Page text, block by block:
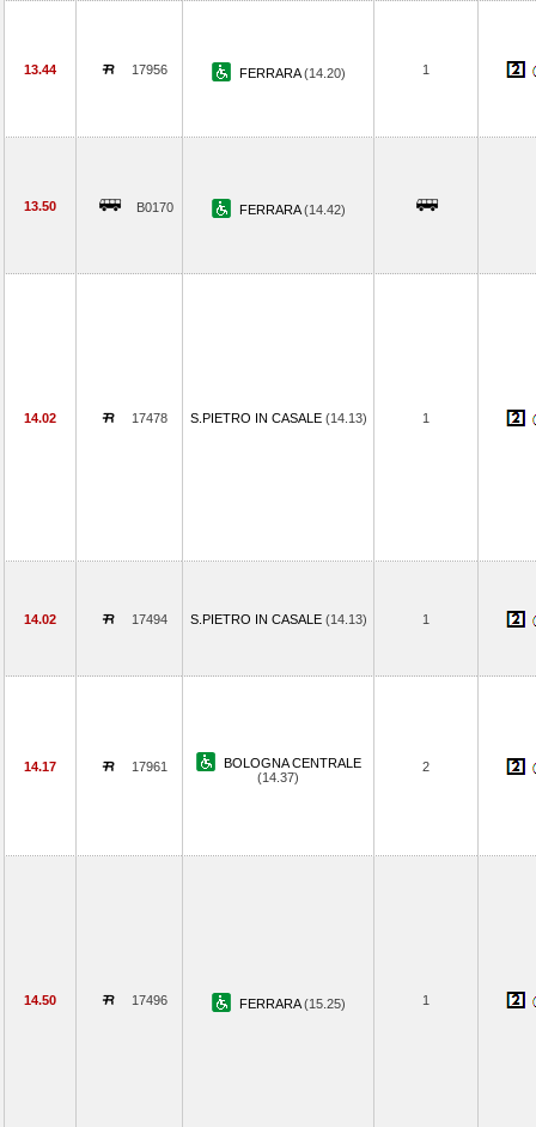
13.44 17956 FERRARA(14.20) 1
13.50 B0170 FERRARA(14.42)
14.02 17478 S.PIETRO IN CASALE (14.13) 1
14.02 17494 S.PIETRO IN CASALE (14.13) 1
14.17 17961
BOLOGNA CENTRALE
(14.37)
2
14.50 17496 FERRARA(15.25) 1